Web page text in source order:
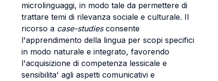
microlinguaggi, in modo tale da permettere di
trattare temi di rilevanza sociale e culturale. Il
ricorso a case-studiesconsente
l'apprendimento della lingua per scopi specifici
in modo naturale e integrato, favorendo
l'acquisizione di competenza lessicale e
sensibilita' agli aspetti comunicativi e